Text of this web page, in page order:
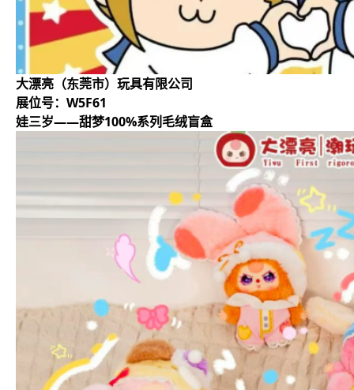
大漂亮（东莞市）玩具有限公司
展位号：W5F61
娃三岁——甜梦100%系列毛绒盲盒